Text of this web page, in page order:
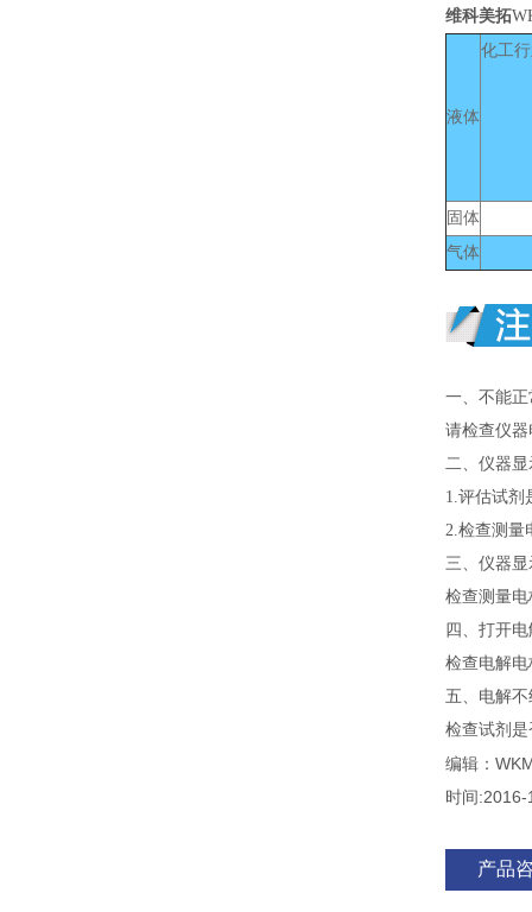
维科美拓
液体
化工
固体
气体
一、不能
请检查仪
二、仪器
1.评估试剂
2.检查测量
三、仪器
检查测量
四、打开
检查电解
五、电解不
检查试剂
编辑：
时间:2016-
产品